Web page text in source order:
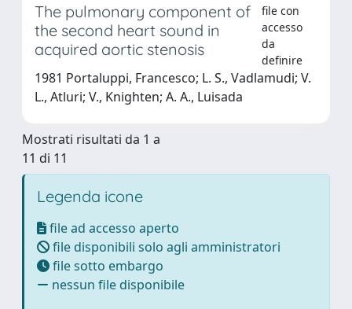
The pulmonary component of
the second heart sound in
acquired aortic stenosis
file con
accesso
da
definire
1981 Portaluppi, Francesco; L. S., Vadlamudi; V.
L., Atluri; V., Knighten; A. A., Luisada
Mostrati risultati da 1 a
11 di 11
Legenda icone
file ad accesso aperto
file disponibili solo agli amministratori
file sotto embargo
nessun file disponibile